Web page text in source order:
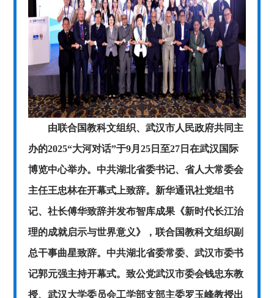
由联合国教科文组织、武汉市人民政府共同主
办的2025“大河对话”于9月25日至27日在武汉国际
博览中心举办。中共湖北省委书记、省人大常委会
主任王忠林在开幕式上致辞。新华通讯社党组书
记、社长傅华致辞并发布智库成果《新时代长江治
理的成就启示与世界意义》，联合国教科文组织副
总干事曲星致辞。中共湖北省委常委、武汉市委书
记郭元强主持开幕式。致公党武汉市委会钱忠东教
授、武汉大学委员会工学部支部主委罗玉峰教授出